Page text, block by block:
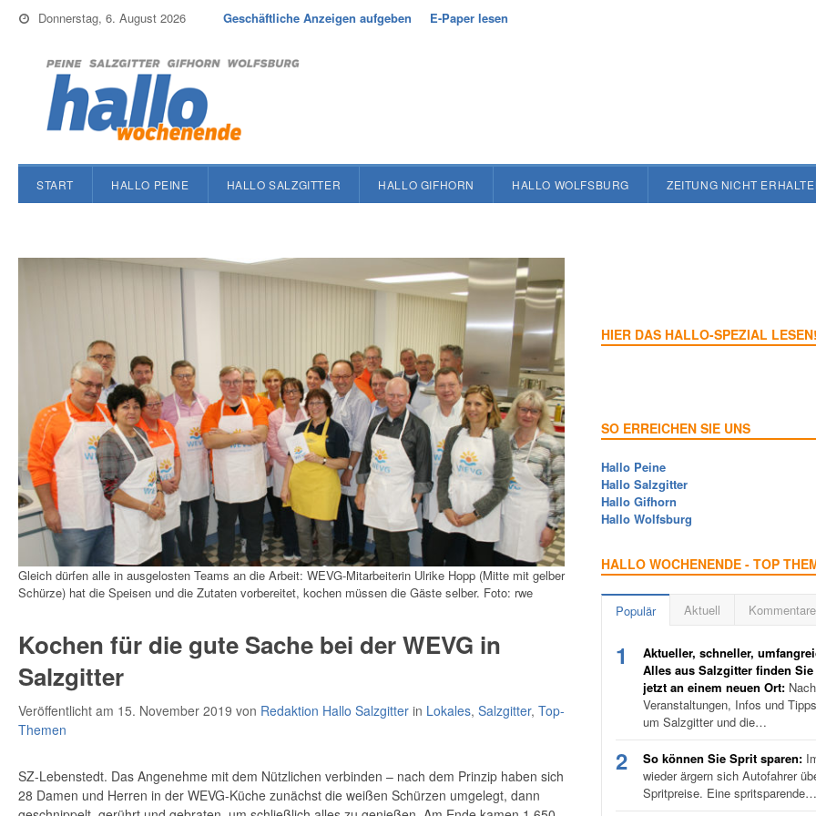
Donnerstag, 6. August 2026 Geschäftliche Anzeigen aufgeben E-Paper lesen
START HALLO PEINE HALLO SALZGITTER HALLO GIFHORN HALLO WOLFSBURG ZEITUNG NICHT
Gleich dürfen alle in ausgelosten Teams an die Arbeit: WEVG-Mitarbeiterin Ulrike Hopp (Mitte mit gelber
Schürze) hat die Speisen und die Zutaten vorbereitet, kochen müssen die Gäste selber. Foto: rwe
Kochen für die gute Sache bei der WEVG in
Salzgitter
Veröffentlicht am 15. November 2019 von Redaktion Hallo Salzgitter in Lokales, Salzgitter, Top-
Themen
SZ-Lebenstedt. Das Angenehme mit dem Nützlichen verbinden – nach dem Prinzip haben sich
28 Damen und Herren in der WEVG-Küche zunächst die weißen Schürzen umgelegt, dann
HIER DAS HALLO-SPEZIAL LESEN!
SO ERREICHEN SIE UNS
Hallo Peine
Hallo Salzgitter
Hallo Gifhorn
Hallo Wolfsburg
HALLO WOCHENENDE - TOP
Populär Aktuell Kommentare
1
Aktueller, schneller,
Alles aus Salzgitter finden
jetzt an einem neuen Ort:
Veranstaltungen, Infos und
um Salzgitter und die…
2 So können Sie Sprit sparen:
wieder ärgern sich Autofahrer
Spritpreise. Eine spritsparende…